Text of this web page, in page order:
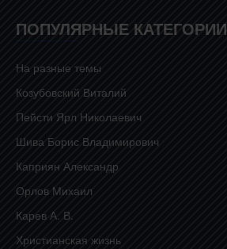
ПОПУЛЯРНЫЕ КАТЕГОРИИ
На разные темы
Козубовский Виталий
Пейсти Ярл Николаевич
Шива Борис Владимирович
Каприян Александр
Орлов Михаил
Карев А. В.
Христианская жизнь